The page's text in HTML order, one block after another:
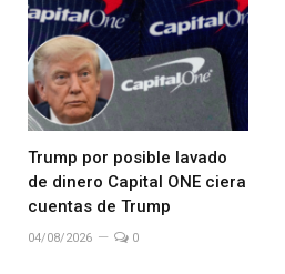
Trump por posible lavado
de dinero Capital ONE ciera
cuentas de Trump
04/08/2026 0